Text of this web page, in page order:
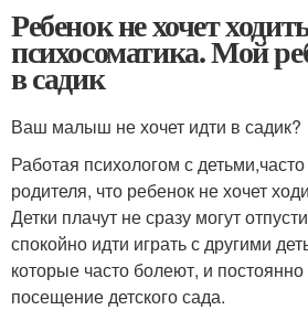
Ребенок не хочет
психосоматика. Мой
в садик
Ваш малыш не хочет идти в садик?
Работая психологом с детьми,
родителя, что ребенок не хочет
Детки плачут не сразу могут
спокойно идти играть с другими
которые часто болеют, и
посещение детского сада.